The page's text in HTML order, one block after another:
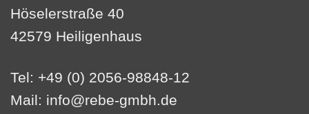
Höselerstraße 40
42579 Heiligenhaus
Tel: +49 (0) 2056-98848-12
Mail: info@rebe-gmbh.de